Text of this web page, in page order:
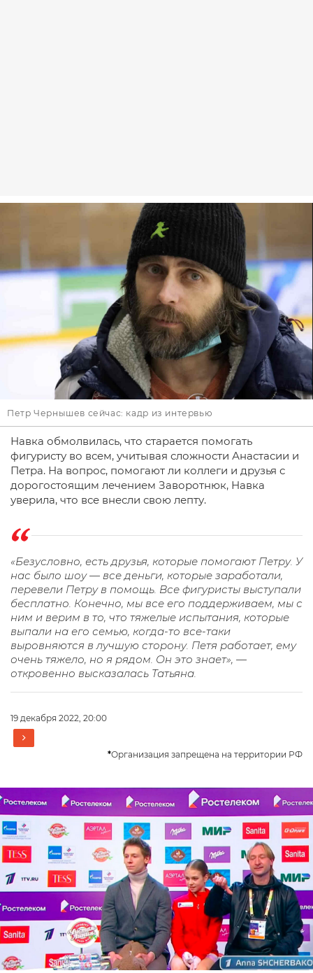
Петр Чернышев сейчас: кадр из интервью
Навка обмолвилась, что старается помогать
фигуристу во всем, учитывая сложности Анастасии и
Петра. На вопрос, помогают ли коллеги и друзья с
дорогостоящим лечением Заворотнюк, Навка
уверила, что все внесли свою лепту.
«Безусловно, есть друзья, которые помогают Петру. У
нас было шоу — все деньги, которые заработали,
перевели Петру в помощь. Все фигуристы выступали
бесплатно. Конечно, мы все его поддерживаем, мы с
ним и верим в то, что тяжелые испытания, которые
выпали на его семью, когда-то все-таки
выровняются в лучшую сторону. Петя работает, ему
очень тяжело, но я рядом. Он это знает», —
откровенно высказалась Татьяна.
19 декабря 2022, 20:00
*Организация запрещена на территории РФ